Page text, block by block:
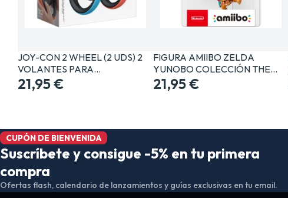
JOY-CON 2 WHEEL (2 UDS) 2
VOLANTES PARA…
21,95 €
FIGURA AMIIBO ZELDA
YUNOBO COLECCIÓN THE…
21,95 €
CUPÓN DE BIENVENIDA
Suscríbete y consigue -5% en tu primera
compra
Ofertas flash, calendario de lanzamientos y guías exclusivas en tu email.